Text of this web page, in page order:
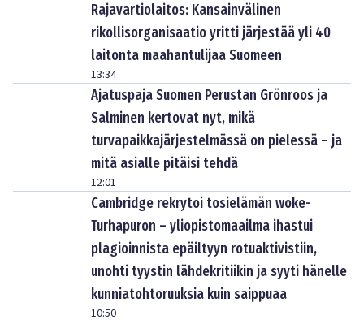
Rajavartiolaitos: Kansainvälinen
rikollisorganisaatio yritti järjestää yli 40
laitonta maahantulijaa Suomeen
13:34
Ajatuspaja Suomen Perustan Grönroos ja
Salminen kertovat nyt, mikä
turvapaikkajärjestelmässä on pielessä – ja
mitä asialle pitäisi tehdä
12:01
Cambridge rekrytoi tosielämän woke-
Turhapuron – yliopistomaailma ihastui
plagioinnista epäiltyyn rotuaktivistiin,
unohti tyystin lähdekritiikin ja syyti hänelle
kunniatohtoruuksia kuin saippuaa
10:50